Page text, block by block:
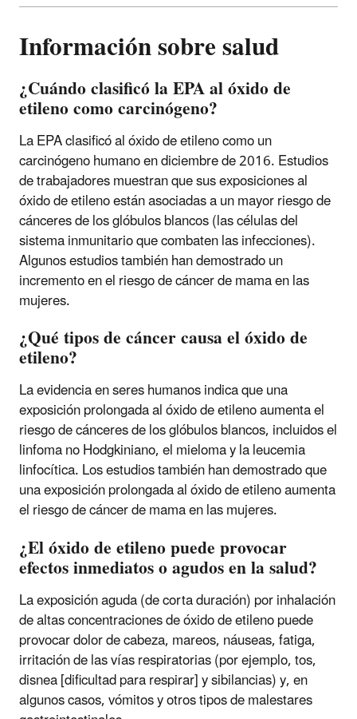
Información sobre salud
¿Cuándo clasificó la EPA al óxido de
etileno como carcinógeno?
La EPA clasificó al óxido de etileno como un
carcinógeno humano en diciembre de 2016. Estudios
de trabajadores muestran que sus exposiciones al
óxido de etileno están asociadas a un mayor riesgo de
cánceres de los glóbulos blancos (las células del
sistema inmunitario que combaten las infecciones).
Algunos estudios también han demostrado un
incremento en el riesgo de cáncer de mama en las
mujeres.
¿Qué tipos de cáncer causa el óxido de
etileno?
La evidencia en seres humanos indica que una
exposición prolongada al óxido de etileno aumenta el
riesgo de cánceres de los glóbulos blancos, incluidos el
linfoma no Hodgkiniano, el mieloma y la leucemia
linfocítica. Los estudios también han demostrado que
una exposición prolongada al óxido de etileno aumenta
el riesgo de cáncer de mama en las mujeres.
¿El óxido de etileno puede provocar
efectos inmediatos o agudos en la salud?
La exposición aguda (de corta duración) por inhalación
de altas concentraciones de óxido de etileno puede
provocar dolor de cabeza, mareos, náuseas, fatiga,
irritación de las vías respiratorias (por ejemplo, tos,
disnea [dificultad para respirar] y sibilancias) y, en
algunos casos, vómitos y otros tipos de malestares